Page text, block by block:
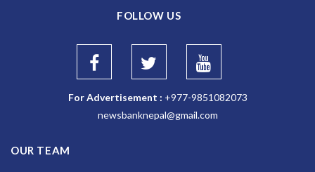
FOLLOW US
For Advertisement : +977-9851082073
newsbanknepal@gmail.com
OUR TEAM